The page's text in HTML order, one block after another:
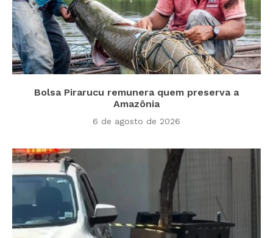
Bolsa Pirarucu remunera quem preserva a
Amazônia
6 de agosto de 2026